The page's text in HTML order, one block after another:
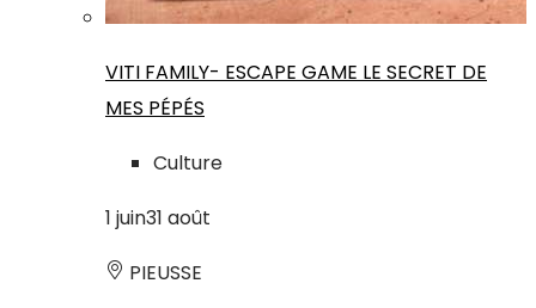
VITI FAMILY- ESCAPE GAME LE SECRET DE
MES PÉPÉS
Culture
1 juin31 août
PIEUSSE